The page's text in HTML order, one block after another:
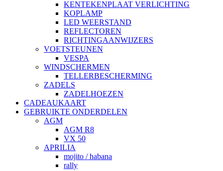
KENTEKENPLAAT VERLICHTING
KOPLAMP
LED WEERSTAND
REFLECTOREN
RICHTINGAANWIJZERS
VOETSTEUNEN
VESPA
WINDSCHERMEN
TELLERBESCHERMING
ZADELS
ZADELHOEZEN
CADEAUKAART
GEBRUIKTE ONDERDELEN
AGM
AGM R8
VX 50
APRILIA
mojito / habana
rally